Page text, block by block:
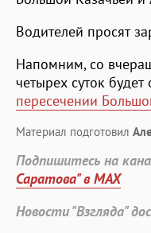
Водителей просят
Напомним, со
четырех суток
пересечении
Материал подготовил
Подпишитесь на
Саратова" в MAX
Новости "Взгляда"